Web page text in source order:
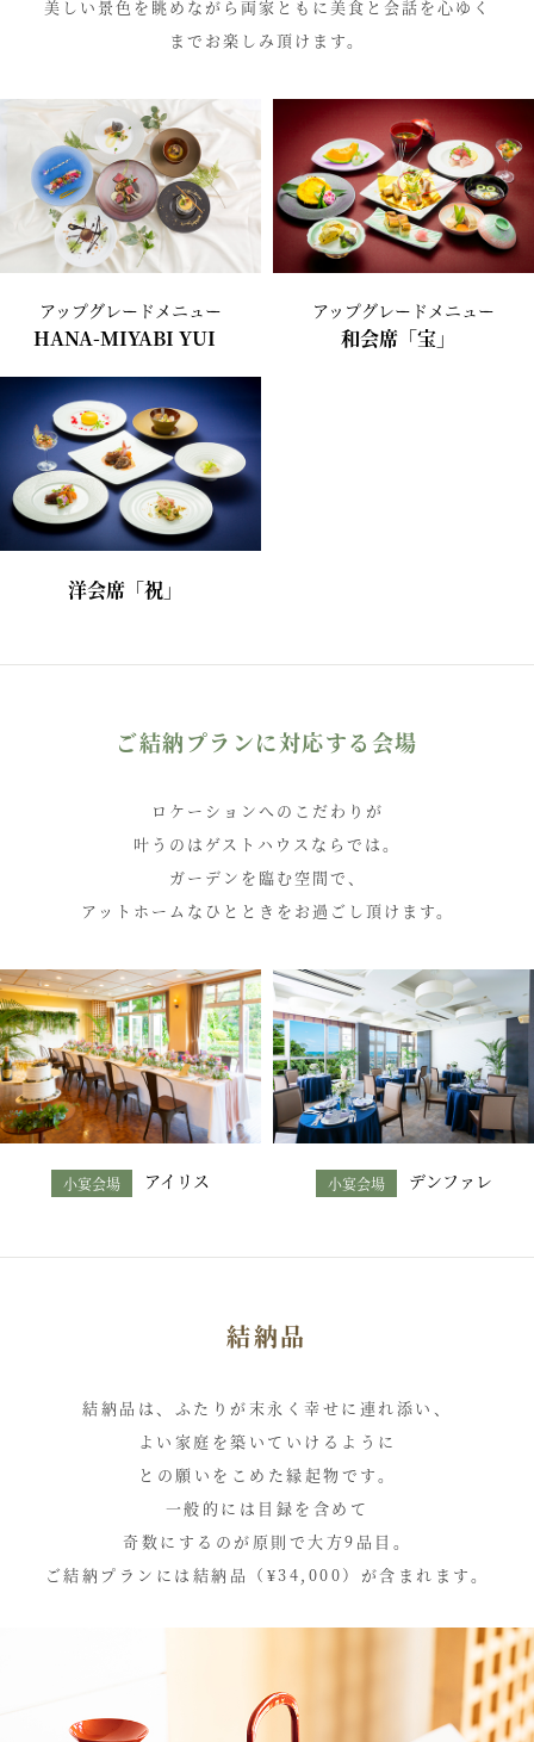
美しい景色を眺めながら両家ともに美食と会話を心ゆく
までお楽しみ頂けます。
アップグレードメニュー
HANA-MIYABI YUI
アップグレードメニュー
和会席「宝」
洋会席「祝」
ご結納プランに対応する会場
ロケーションへのこだわりが
叶うのはゲストハウスならでは。
ガーデンを臨む空間で、
アットホームなひとときをお過ごし頂けます。
小宴会場 アイリス 小宴会場 デンファレ
結納品
結納品は、ふたりが末永く幸せに連れ添い、
よい家庭を築いていけるように
との願いをこめた縁起物です。
一般的には目録を含めて
奇数にするのが原則で大方9品目。
ご結納プランには結納品（¥34,000）が含まれます。